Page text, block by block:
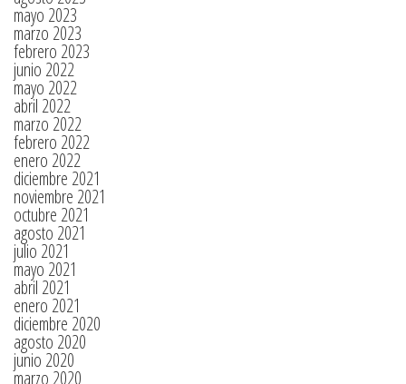
mayo 2023
marzo 2023
febrero 2023
junio 2022
mayo 2022
abril 2022
marzo 2022
febrero 2022
enero 2022
diciembre 2021
noviembre 2021
octubre 2021
agosto 2021
julio 2021
mayo 2021
abril 2021
enero 2021
diciembre 2020
agosto 2020
junio 2020
marzo 2020